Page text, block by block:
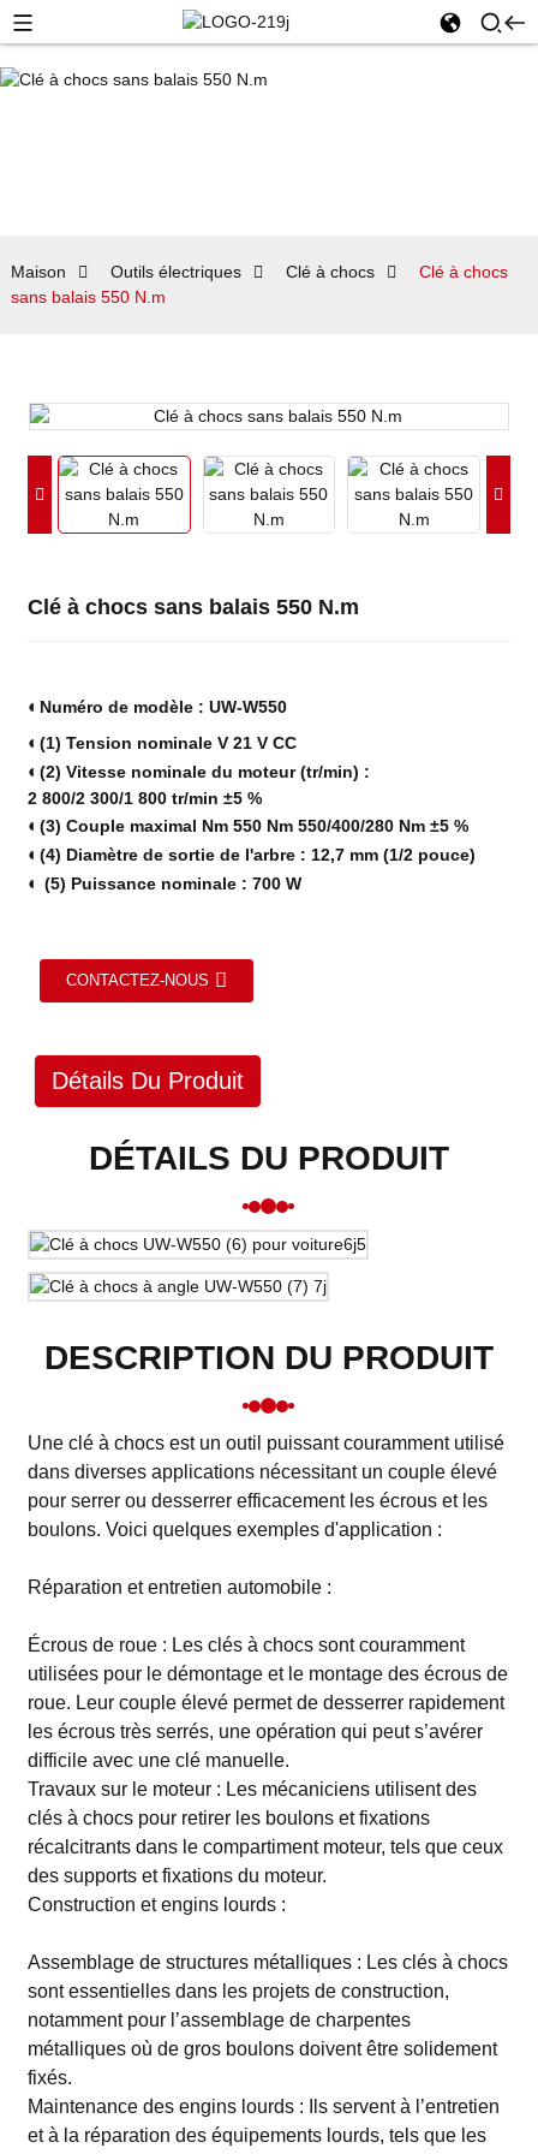
Maison Outils électriques Clé à chocs
Clé à chocs
sans balais 550 N.m
Clé à chocs sans balais 550 N.m
◐ Numéro de modèle : UW-W550
◐ (1) Tension nominale V 21 V CC
◐ (2) Vitesse nominale du moteur (tr/min) :
2 800/2 300/1 800 tr/min ±5 %
◐ (3) Couple maximal Nm 550 Nm 550/400/280 Nm ±5 %
◐ (4) Diamètre de sortie de l'arbre : 12,7 mm (1/2 pouce)
◐ (5) Puissance nominale : 700 W
CONTACTEZ-NOUS
Détails Du Produit
DÉTAILS DU PRODUIT
DESCRIPTION DU PRODUIT
Une clé à chocs est un outil puissant couramment utilisé
dans diverses applications nécessitant un couple élevé
pour serrer ou desserrer efficacement les écrous et les
boulons. Voici quelques exemples d'application :
Réparation et entretien automobile :
Écrous de roue : Les clés à chocs sont couramment
utilisées pour le démontage et le montage des écrous de
roue. Leur couple élevé permet de desserrer rapidement
les écrous très serrés, une opération qui peut s’avérer
difficile avec une clé manuelle.
Travaux sur le moteur : Les mécaniciens utilisent des
clés à chocs pour retirer les boulons et fixations
récalcitrants dans le compartiment moteur, tels que ceux
des supports et fixations du moteur.
Construction et engins lourds :
Assemblage de structures métalliques : Les clés à chocs
sont essentielles dans les projets de construction,
notamment pour l’assemblage de charpentes
métalliques où de gros boulons doivent être solidement
fixés.
Maintenance des engins lourds : Ils servent à l’entretien
et à la réparation des équipements lourds, tels que les